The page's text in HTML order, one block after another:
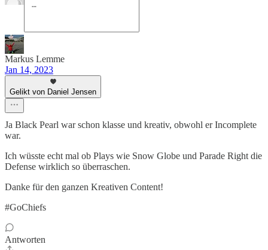
Markus Lemme
Jan 14, 2023
Gelikt von Daniel Jensen
Ja Black Pearl war schon klasse und kreativ, obwohl er Incomplete
war.
Ich wüsste echt mal ob Plays wie Snow Globe und Parade Right die
Defense wirklich so überraschen.
Danke für den ganzen Kreativen Content!
#GoChiefs
Antworten